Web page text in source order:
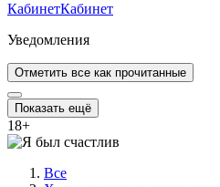
КабинетКабинет
Уведомления
Отметить все как прочитанные
Показать ещё
18+
Все